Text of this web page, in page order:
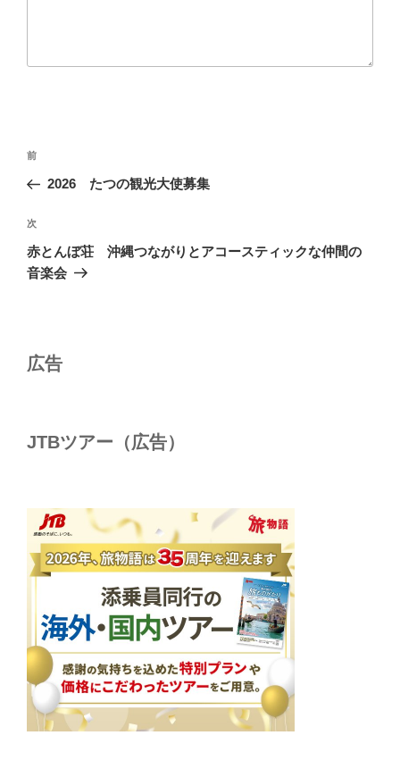
投
ナ
ビ
ゲ
ー
前
の
稿
前
2026 たつの観光大使募集
次
の
投
次
赤とんぼ荘 沖縄つながりとアコースティックな仲間の
音楽会
広告
JTBツアー（広告）